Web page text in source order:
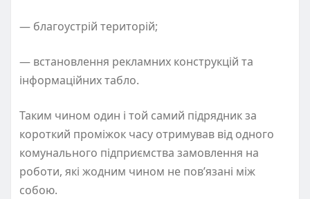
— благоустрій територій;
— встановлення рекламних конструкцій та
інформаційних табло.
Таким чином один і той самий підрядник за
короткий проміжок часу отримував від одного
комунального підприємства замовлення на
роботи, які жодним чином не пов’язані між
собою.